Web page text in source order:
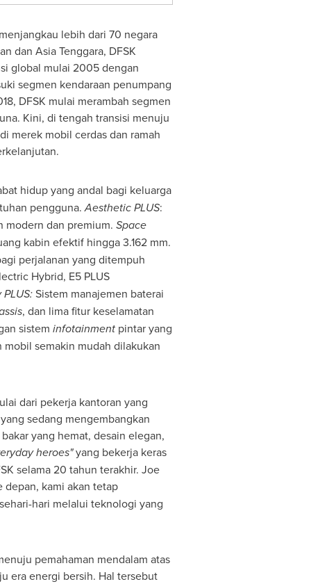
lebih dari 70 negara
dan Asia Tenggara, DFSK
global mulai 2005 dengan
segmen kendaraan penumpang
DFSK mulai merambah segmen
Kini, di tengah transisi menuju
merek mobil cerdas dan ramah
hidup yang andal bagi keluarga
pengguna.Aesthetic PLUS:
modern dan premium. Space
kabin efektif hingga 3.162 mm.
perjalanan yang ditempuh
Hybrid, E5 PLUS
Sistem manajemen baterai
, dan lima fitur keselamatan
sistem infotainmentpintar yang
mobil semakin mudah dilakukan
dari pekerja kantoran yang
sedang mengembangkan
yang hemat, desain elegan,
heroes"yang bekerja keras
selama 20 tahun terakhir. Joe
depan, kami akan tetap
hari melalui teknologi yang
pemahaman mendalam atas
era energi bersih. Hal tersebut